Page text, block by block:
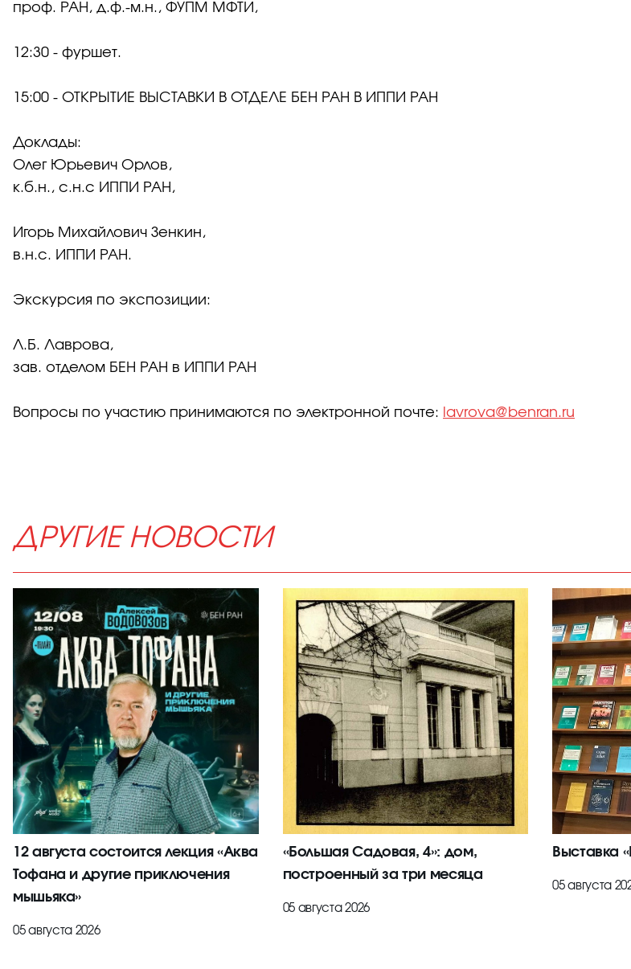
проф. РАН, д.ф.-м.н., ФУПМ МФТИ,
12:30 - фуршет.
15:00 - ОТКРЫТИЕ ВЫСТАВКИ В ОТДЕЛЕ БЕН РАН В ИППИ РАН
Доклады:
Олег Юрьевич Орлов,
к.б.н., с.н.с ИППИ РАН,
Игорь Михайлович Зенкин,
в.н.с. ИППИ РАН.
Экскурсия по экспозиции:
Л.Б. Лаврова,
зав. отделом БЕН РАН в ИППИ РАН
Вопросы по участию принимаются по электронной почте: lavrova@benran.ru
ДРУГИЕ НОВОСТИ
12 августа состоится лекция «Аква
Тофана и другие приключения
мышьяка»
05 августа 2026
«Большая Садовая, 4»: дом,
построенный за три месяца
05 августа 2026
Выставка
05 августа